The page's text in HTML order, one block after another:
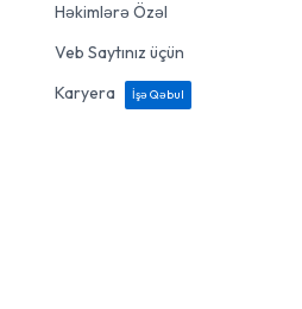
Həkimlərə Özəl
Veb Saytınız üçün
Karyera
İşə Qəbul